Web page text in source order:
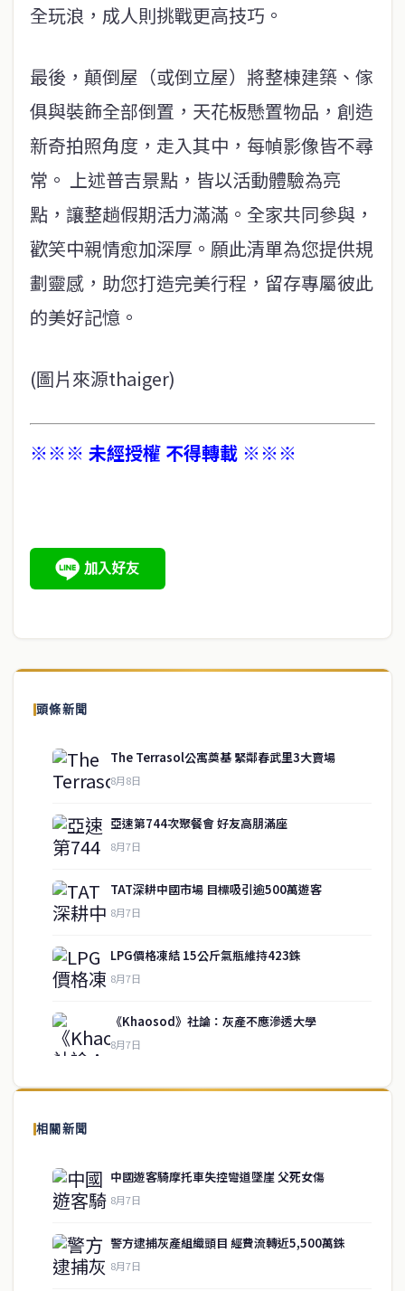
全玩浪，成人則挑戰更高技巧。
最後，顛倒屋（或倒立屋）將整棟建築、傢
俱與裝飾全部倒置，天花板懸置物品，創造
新奇拍照角度，走入其中，每幀影像皆不尋
常。 上述普吉景點，皆以活動體驗為亮
點，讓整趟假期活力滿滿。全家共同參與，
歡笑中親情愈加深厚。願此清單為您提供規
劃靈感，助您打造完美行程，留存專屬彼此
的美好記憶。
(圖片來源thaiger)
※※※ 未經授權 不得轉載 ※※※
頭條新聞
The Terrasol公寓奠基 緊鄰春武里3大賣場
8月8日
亞速第744次聚餐會 好友高朋滿座
8月7日
TAT深耕中國市場 目標吸引逾500萬遊客
8月7日
LPG價格凍結 15公斤氣瓶維持423銖
8月7日
《Khaosod》社論：灰產不應滲透大學
8月7日
相關新聞
中國遊客騎摩托車失控彎道墜崖 父死女傷
8月7日
警方逮捕灰產組織頭目 經費流轉近5,500萬銖
8月7日
關於我們
泰國中文新聞（TCN）是一家總部設於曼谷的中文新聞媒體，致力於
供即時、客觀、多元的中文新聞內容。
service@thaichinesenews.com